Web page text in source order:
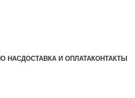
О НАСДОСТАВКА И ОПЛАТАКОНТАКТЫ